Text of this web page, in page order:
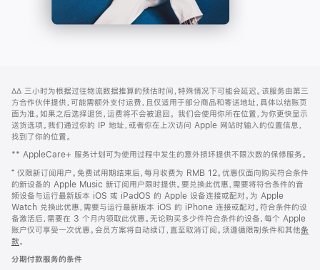
页
页
脚
注
∆∆ 三小时为根据过往物流数据推算的预估时间，特殊情况下可能会延迟。该服务由第三
方合作伙伴提供，可能需额外支付运费，且仅适用于部分商品和寄送地址，具体以结账页
面为准。如果之后选择退货，运费将不会被退回。 我们会使用你所在位置，为你更快显示
送货选项。我们通过你的 IP 地址，或者你在上次访问 Apple 网站时输入的位置信息，
找到了你的位置。
** AppleCare+ 服务计划可为使用过程中发生的意外损坏提供不限次数的保修服务。
⁺ 仅限新订阅用户。免费试用期结束后，每月收费为 RMB 12。优惠仅面向购买符合条件
的新设备的 Apple Music 新订阅用户限时提供。要兑换此优惠，需要将符合条件的音
频设备与运行最新版本 iOS 或 iPadOS 的 Apple 设备连接或配对。为 Apple
Watch 兑换此优惠，需要与运行最新版本 iOS 的 iPhone 连接或配对。符合条件的设
备激活后，需要在 3 个月内领取此优惠。无论购买多少件符合条件的设备，每个 Apple
账户仅可享受一次优惠。会员方案将自动续订，直至取消订阅。须遵循限制条件和其他条
款。
窗
分期付款服务的条件